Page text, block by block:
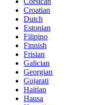
Croatian
Dutch
Estonian
Filipino
Finnish
Frisian
Galician
Georgian
Gujarati
Haitian
Hausa